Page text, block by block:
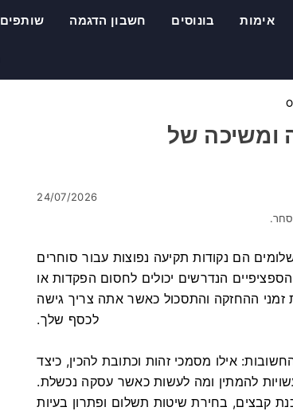
שותפים חשבון הדגמה בונוסים אימות
ומשיכה של
24/07/2026
הם נקודות תקיעה נפוצות עבור סוחרים
הנדרשים יכולים לחסום הפקדות או
ההחזקה והתסכול כאשר אתה צריך גישה
לכסף שלך.
אילו מסמכי זהות וכתובת להכין, כיצד
להמתין ומה לעשות כאשר עסקה נכשלת.
קבצים, בחירת שיטות תשלום ופתרון בעיות